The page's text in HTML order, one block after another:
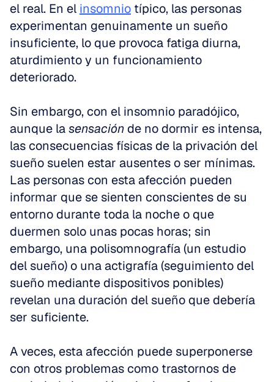
el real. En el insomnio típico, las personas
experimentan genuinamente un sueño
insuficiente, lo que provoca fatiga diurna,
aturdimiento y un funcionamiento
deteriorado.
Sin embargo, con el insomnio paradójico,
aunque la sensación de no dormir es intensa,
las consecuencias físicas de la privación del
sueño suelen estar ausentes o ser mínimas.
Las personas con esta afección pueden
informar que se sienten conscientes de su
entorno durante toda la noche o que
duermen solo unas pocas horas; sin
embargo, una polisomnografía (un estudio
del sueño) o una actigrafía (seguimiento del
sueño mediante dispositivos ponibles)
revelan una duración del sueño que debería
ser suficiente.
A veces, esta afección puede superponerse
con otros problemas como trastornos de